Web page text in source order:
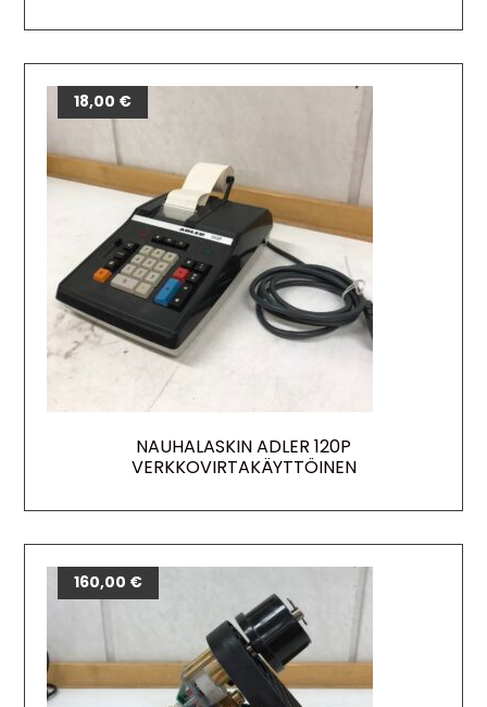
NAUHALASKIN ADLER 120P
VERKKOVIRTAKÄYTTÖINEN
18,00 €
160,00 €